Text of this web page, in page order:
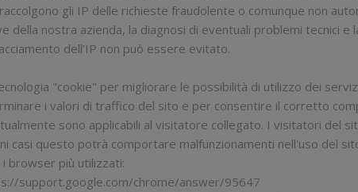
gli IP delle richieste fraudolente o comunque non
della nostra azienda, la diagnosi di eventuali problemi tecnici
dell’IP non può essere evitato.
"cookie" per migliorare le possibilità di utilizzo dei
i valori di traffico del sito e per consentire il corretto
sono applicabili al visitatore collegato. I visitatori del
casi questo potrà comportare malfunzionamenti nell'uso del
browser più utilizzati:
support.google.com/chrome/answer/95647